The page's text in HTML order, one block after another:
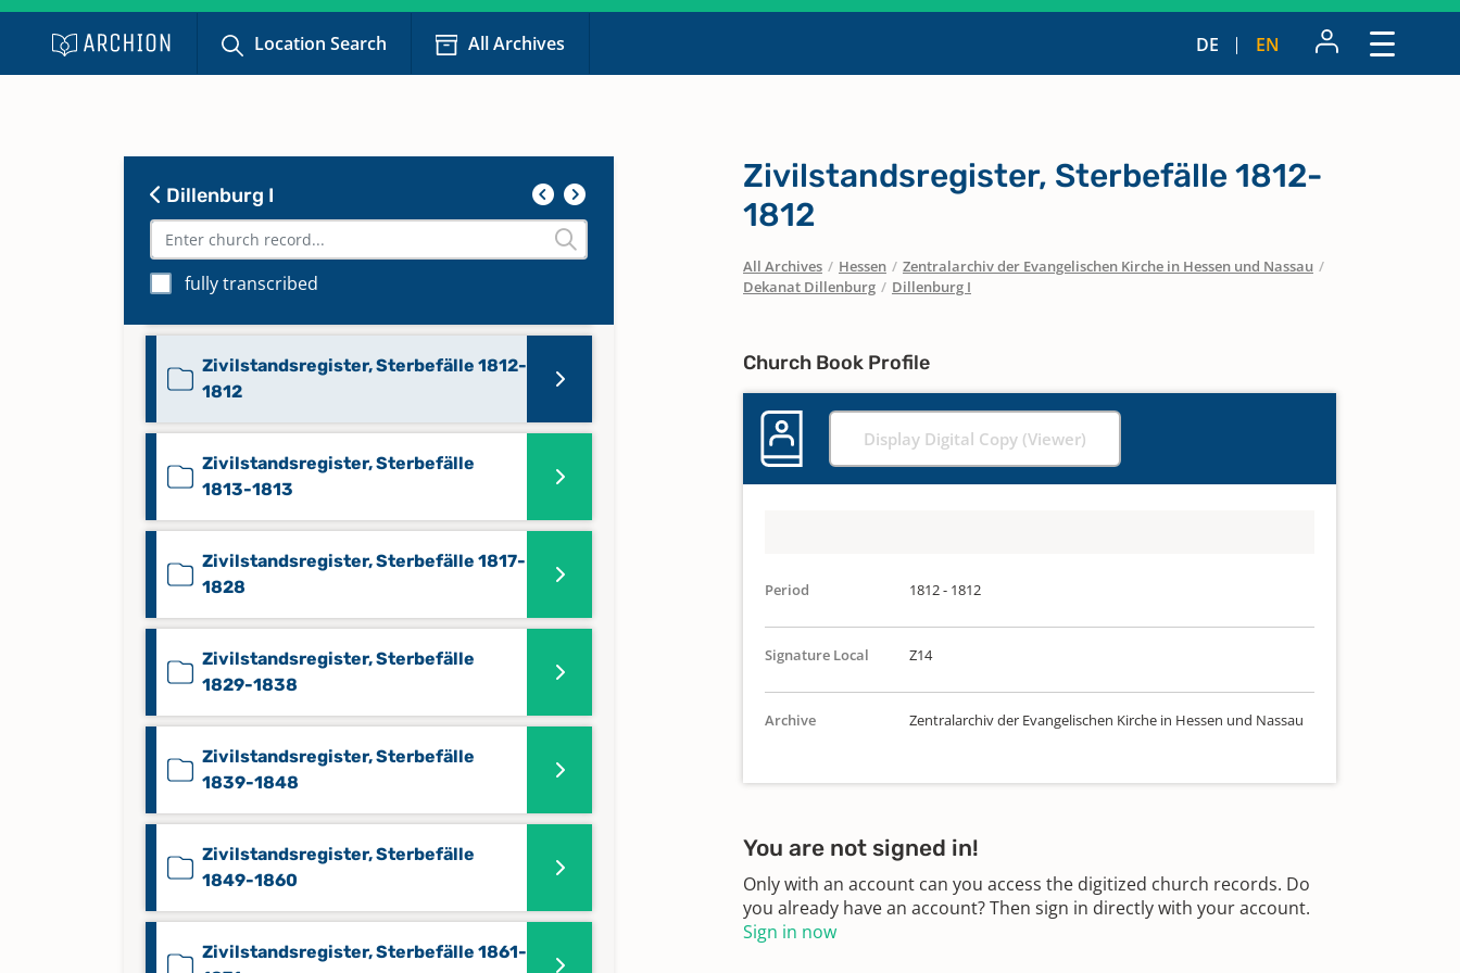
Location Search All Archives DE EN
Dillenburg I
fully transcribed
Zivilstandsregister, Heiraten
Fortsetzung 1812-1812
1811
Zivilstandsregister, Sterbefälle 1812-
1812
Zivilstandsregister, Sterbefälle
1813-1813
Zivilstandsregister, Sterbefälle 1817-
1828
Zivilstandsregister, Sterbefälle
1829-1838
Zivilstandsregister, Sterbefälle
1839-1848
Zivilstandsregister, Sterbefälle
1849-1860
Zivilstandsregister, Sterbefälle 1861-
Zivilstandsregister, Sterbefälle 1812-
1812
All Archives / Hessen / Zentralarchiv der Evangelischen Kirche in Hessen und Nassau /
Dekanat Dillenburg / Dillenburg I
Church Book Profile
Display Digital Copy (Viewer)
Period 1812 - 1812
Signature Local Z14
Archive Zentralarchiv der Evangelischen Kirche in Hessen und Nassau
You are not signed in!
Only with an account can you access the digitized church records. Do
you already have an account? Then sign in directly with your account.
Sign in now